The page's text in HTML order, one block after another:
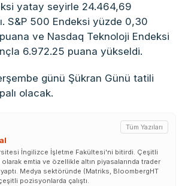
yatay seyirle 24.464,69
S&P 500 Endeksi yüzde 0,30
ve Nasdaq Teknoloji Endeksi
6.972.25 puana yükseldi.
günü Şükran Günü tatili
olacak.
Tüm Yazıları
İngilizce İşletme Fakültesi'ni bitirdi. Çeşitli
olarak emtia ve özellikle altın piyasalarında trader
yaptı. Medya sektöründe (Matriks, BloombergHT
pozisyonlarda çalıştı.